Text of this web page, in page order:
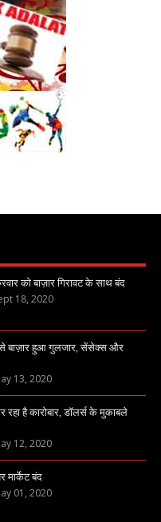
को बाज़ार गिरावट के साथ बंद
18, 2020
बाज़ार हुआ गुलजार, सेंसेक्स और
13, 2020
रहा है कारोबार, डॉलर्स के मुकाबले
12, 2020
मार्केट बंद
01, 2020